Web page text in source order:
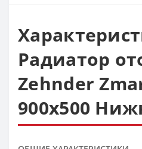
Радиатор
Zehnder
900х500